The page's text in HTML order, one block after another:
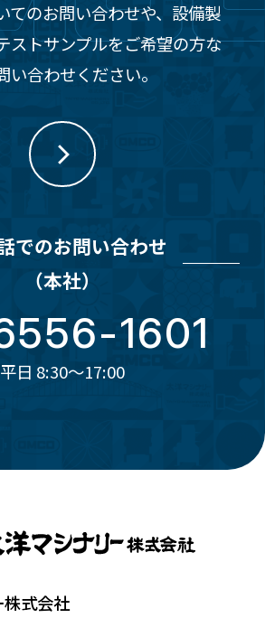
てのお問い合わせや、設備製
ストサンプルをご希望の方な
い合わせください。
でのお問い合わせ
（本社）
1601
平日 8:30～17:00
式会社